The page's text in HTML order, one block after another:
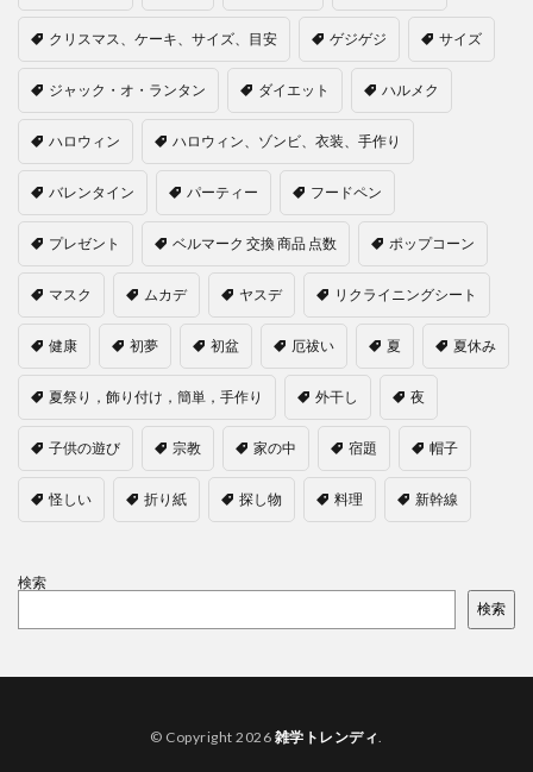
クリスマス、ケーキ、サイズ、目安 ゲジゲジ サイズ
ジャック・オ・ランタン ダイエット ハルメク
ハロウィン ハロウィン、ゾンビ、衣装、手作り
バレンタイン パーティー フードペン
プレゼント ベルマーク 交換 商品 点数 ポップコーン
マスク ムカデ ヤスデ リクライニングシート
健康 初夢 初盆 厄祓い 夏 夏休み
夏祭り，飾り付け，簡単，手作り 外干し 夜
子供の遊び 宗教 家の中 宿題 帽子
怪しい 折り紙 探し物 料理 新幹線
検索
検索
© Copyright 2026 雑学トレンディ